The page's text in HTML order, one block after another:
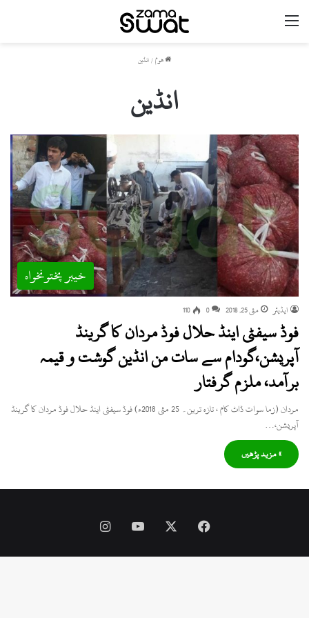
ھوم/انڈین
انڈین
خیبر پختونخواہ
ایڈیٹر مئی 25, 2018 0
110
فوڈ سیفٹی اینڈ حلال فوڈ مردان کا گرینڈ
آپریشن،گودام سے سات من انڈین گوشت و قیمہ
برآمد، ملزم گرفتار
مردان (زما سوات ڈاٹ کام ، تازہ ترین۔ 25 مئی 2018ء) فوڈ سیفٹی اینڈ حلال فوڈ مردان کا گرینڈ
آپریشن،…
» مزید پڑھیں
Facebook
YouTube